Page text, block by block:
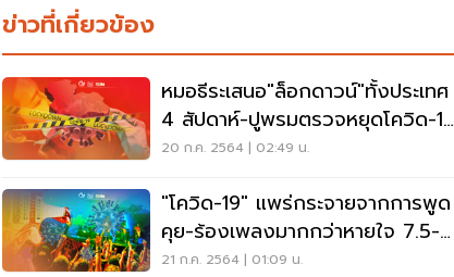
ข่าวที่เกี่ยวข้อง
หมอธีระเสนอ"ล็อกดาวน์"ทั้งประเทศ
4 สัปดาห์-ปูพรมตรวจหยุดโควิด-19
ระบาด
20 ก.ค. 2564 | 02:49 น.
"โควิด-19" แพร่กระจายจากการพูด
คุย-ร้องเพลงมากกว่าหายใจ 7.5-
10.4 เท่า
21 ก.ค. 2564 | 01:09 น.